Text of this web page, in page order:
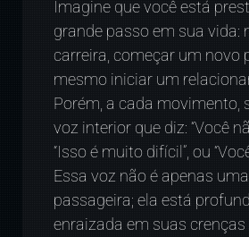
Imagine que você está
grande passo em sua vida:
carreira, começar um novo
mesmo iniciar um
Porém, a cada movimento,
voz interior que diz: “Você
“Isso é muito difícil”, ou
Essa voz não é apenas
passageira; ela está
enraizada em suas crenças